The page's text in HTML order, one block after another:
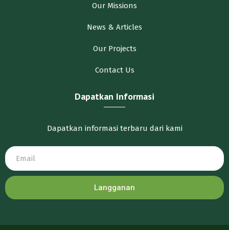
Our Missions
News & Articles
Our Projects
Contact Us
Dapatkan Informasi
Dapatkan informasi terbaru dari kami
Langganan